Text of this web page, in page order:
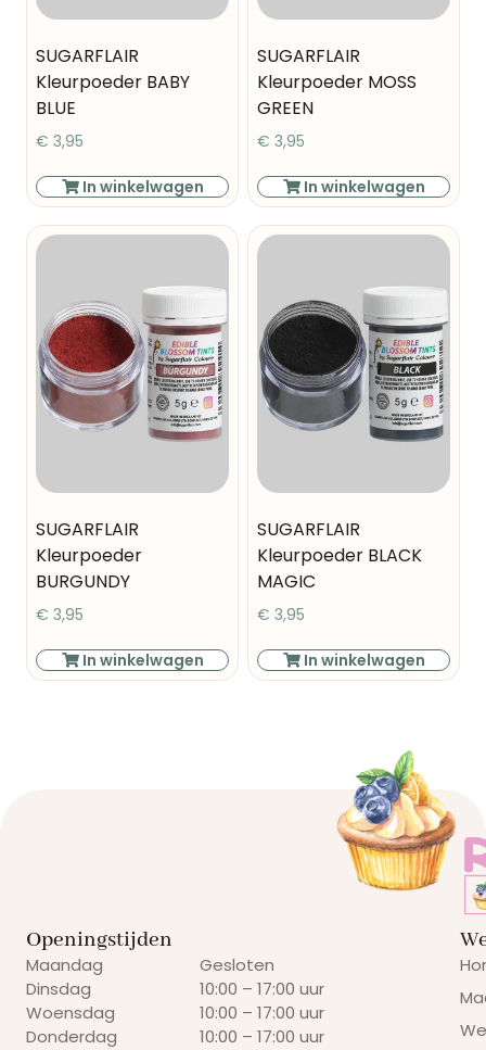
SUGARFLAIR
Kleurpoeder BABY
BLUE
€ 3,95
In winkelwagen
SUGARFLAIR
Kleurpoeder MOSS
GREEN
€ 3,95
In winkelwagen
SUGARFLAIR
Kleurpoeder
BURGUNDY
€ 3,95
In winkelwagen
SUGARFLAIR
Kleurpoeder BLACK
MAGIC
€ 3,95
In winkelwagen
Openingstijden
Maandag
Dinsdag
Woensdag
Donderdag
Gesloten
10:00 – 17:00 uur
10:00 – 17:00 uur
10:00 – 17:00 uur